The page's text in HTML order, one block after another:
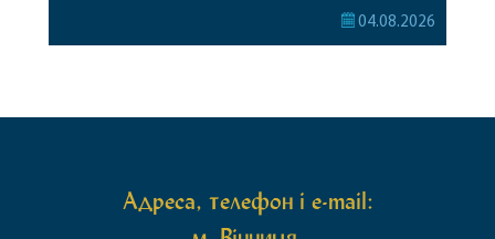
Богородиці села Терешки Барського благочиння.
04.08.2026
Адреса, телефон і e-mail: